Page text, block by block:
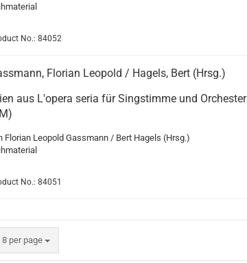
No.: 84052
Florian Leopold / Hagels, Bert (Hrsg.)
aus L'opera seria für Singstimme und Orchester
Florian Leopold Gassmann / Bert Hagels (Hrsg.)
No.: 84051
8 per page